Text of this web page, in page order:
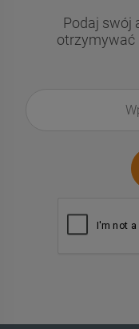
Podaj swój
otrzymywać